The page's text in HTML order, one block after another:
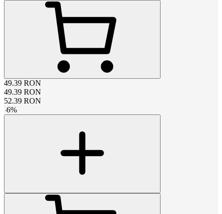
49.39 RON
49.39 RON
52.39 RON
-6%